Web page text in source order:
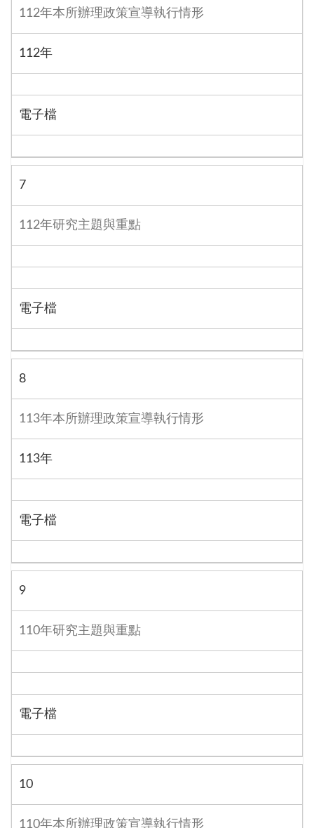
112年本所辦理政策宣導執行情形
112年
電子檔
7
112年研究主題與重點
電子檔
8
113年本所辦理政策宣導執行情形
113年
電子檔
9
110年研究主題與重點
電子檔
10
110年本所辦理政策宣導執行情形